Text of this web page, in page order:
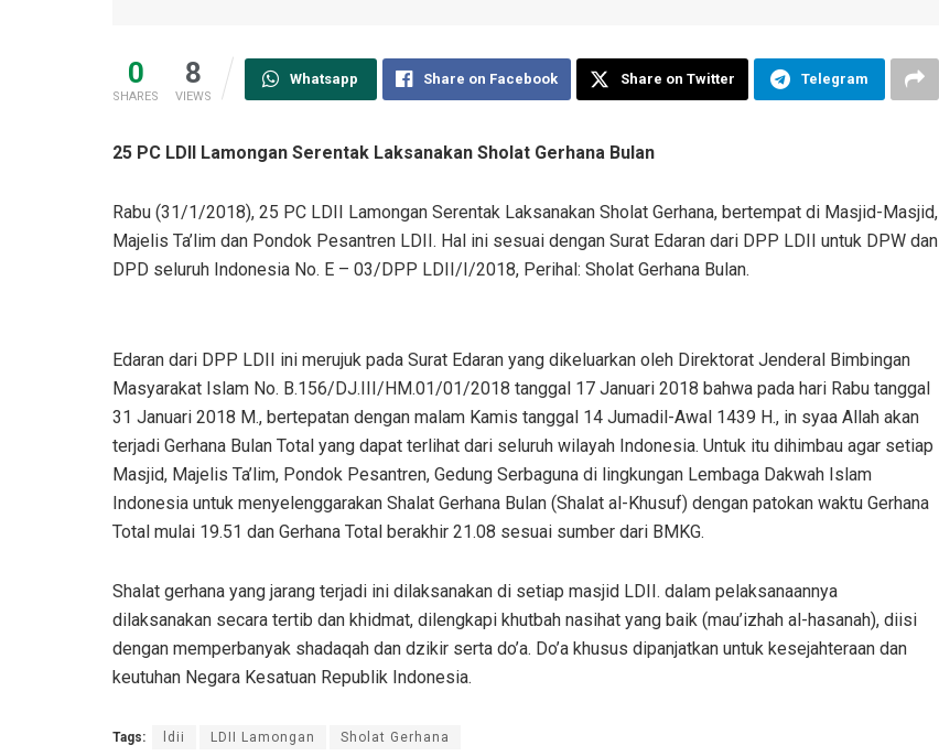
0
SHARES
8
VIEWS
Whatsapp Share on Facebook Share on Twitter Telegram
25 PC LDII Lamongan Serentak Laksanakan Sholat Gerhana Bulan
Rabu (31/1/2018), 25 PC LDII Lamongan Serentak Laksanakan Sholat Gerhana, bertempat di Masjid-Masjid,
Majelis Ta’lim dan Pondok Pesantren LDII. Hal ini sesuai dengan Surat Edaran dari DPP LDII untuk DPW dan
DPD seluruh Indonesia No. E – 03/DPP LDII/I/2018, Perihal: Sholat Gerhana Bulan.
Edaran dari DPP LDII ini merujuk pada Surat Edaran yang dikeluarkan oleh Direktorat Jenderal Bimbingan
Masyarakat Islam No. B.156/DJ.III/HM.01/01/2018 tanggal 17 Januari 2018 bahwa pada hari Rabu tanggal
31 Januari 2018 M., bertepatan dengan malam Kamis tanggal 14 Jumadil-Awal 1439 H., in syaa Allah akan
terjadi Gerhana Bulan Total yang dapat terlihat dari seluruh wilayah Indonesia. Untuk itu dihimbau agar setiap
Masjid, Majelis Ta’lim, Pondok Pesantren, Gedung Serbaguna di lingkungan Lembaga Dakwah Islam
Indonesia untuk menyelenggarakan Shalat Gerhana Bulan (Shalat al-Khusuf) dengan patokan waktu Gerhana
Total mulai 19.51 dan Gerhana Total berakhir 21.08 sesuai sumber dari BMKG.
Shalat gerhana yang jarang terjadi ini dilaksanakan di setiap masjid LDII. dalam pelaksanaannya
dilaksanakan secara tertib dan khidmat, dilengkapi khutbah nasihat yang baik (mau’izhah al-hasanah), diisi
dengan memperbanyak shadaqah dan dzikir serta do’a. Do’a khusus dipanjatkan untuk kesejahteraan dan
keutuhan Negara Kesatuan Republik Indonesia.
Tags: ldii LDII Lamongan Sholat Gerhana